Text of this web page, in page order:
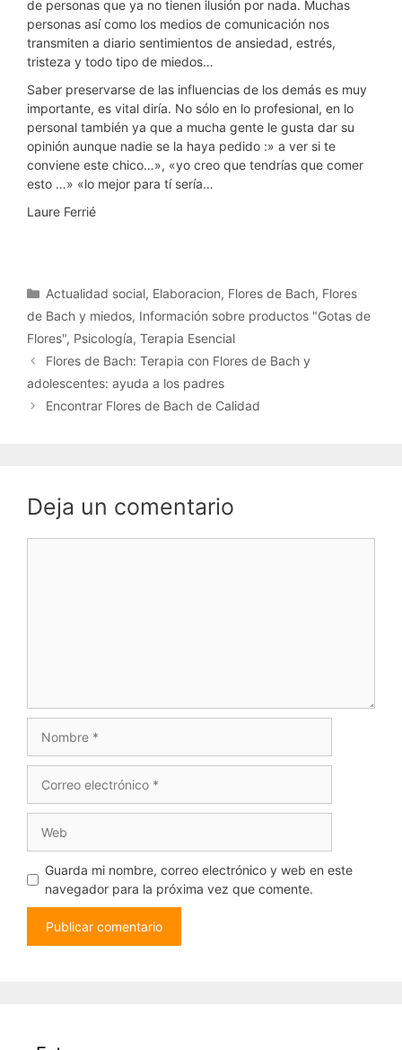
de personas que ya no tienen ilusión por nada. Muchas
personas así como los medios de comunicación nos
transmiten a diario sentimientos de ansiedad, estrés,
tristeza y todo tipo de miedos…
Saber preservarse de las influencias de los demás es muy
importante, es vital diría. No sólo en lo profesional, en lo
personal también ya que a mucha gente le gusta dar su
opinión aunque nadie se la haya pedido :» a ver si te
conviene este chico…», «yo creo que tendrías que comer
esto …» «lo mejor para tí sería…
Laure Ferrié
Categorías
Actualidad social, Elaboracion, Flores de Bach, Flores
de Bach y miedos, Información sobre productos "Gotas de
Flores", Psicología, Terapia Esencial
Flores de Bach: Terapia con Flores de Bach y
adolescentes: ayuda a los padres
Encontrar Flores de Bach de Calidad
Deja un comentario
electrónico
Guarda mi nombre, correo electrónico y web en este
navegador para la próxima vez que comente.